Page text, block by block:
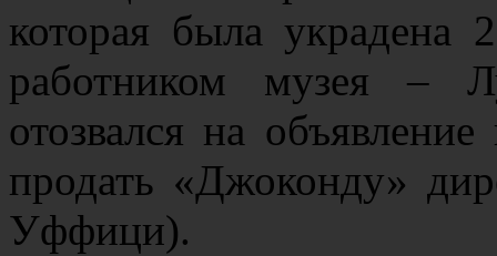
которая была украдена
работником музея –
отозвался на
продать «Джоконду»
Уффици).